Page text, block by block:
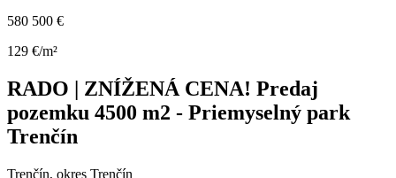
580 500 €
129 €/m²
RADO | ZNÍŽENÁ CENA! Predaj
pozemku 4500 m2 - Priemyselný park
Trenčín
Trenčín, okres Trenčín